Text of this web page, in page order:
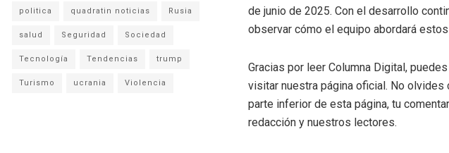
de junio de 2025. Con el desarrollo
observar cómo el equipo abordará
Gracias por leer Columna Digital,
visitar nuestra página oficial. No
parte inferior de esta página, tu
redacción y nuestros lectores.
politica quadratin noticias Rusia
salud Seguridad Sociedad
Tecnología Tendencias trump
Turismo ucrania Violencia